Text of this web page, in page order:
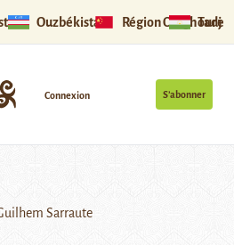
Ouzbékistan Région Ouïghoure
S’abonner
Connexion
Sarraute